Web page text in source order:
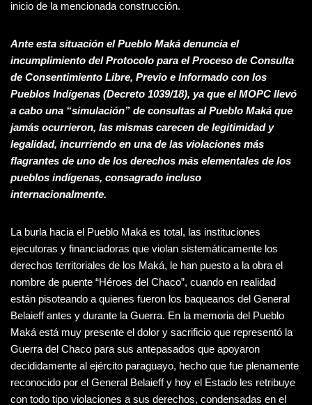
inicio de la mencionada construcción.
Ante esta situación el Pueblo Maká denuncia el
incumplimiento del Protocolo para el Proceso de Consulta
de Consentimiento Libre, Previo e Informado con los
Pueblos Indígenas (Decreto 1039/18), ya que el MOPC llevó
a cabo una “simulación” de consultas al Pueblo Maká que
jamás ocurrieron, las mismas carecen de legitimidad y
legalidad, incurriendo en una de las violaciones más
flagrantes de uno de los derechos más elementales de los
pueblos indígenas, consagrado incluso
internacionalmente.
La burla hacia el Pueblo Maká es total, las instituciones
ejecutoras y financiadoras que violan sistemáticamente los
derechos territoriales de los Maká, le han puesto a la obra el
nombre de puente “Héroes del Chaco”, cuando en realidad
están pisoteando a quienes fueron los baqueanos del General
Belaieff antes y durante la Guerra. En la memoria del Pueblo
Maká está muy presente el dolor y sacrificio que representó la
Guerra del Chaco para sus antepasados que apoyaron
decididamente al ejército paraguayo, hecho que fue plenamente
reconocido por el General Belaieff y hoy el Estado les retribuye
con todo tipo violaciones a sus derechos, condensadas en el